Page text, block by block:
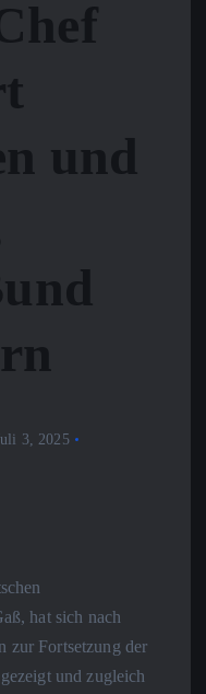
und
3, 2025
hat sich nach
zur Fortsetzung der
und zugleich